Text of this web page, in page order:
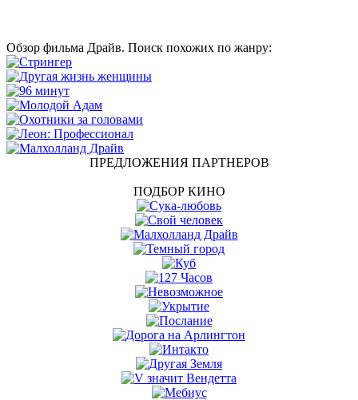
Обзор фильма Драйв. Поиск похожих по жанру:
ПРЕДЛОЖЕНИЯ ПАРТНЕРОВ
ПОДБОР КИНО